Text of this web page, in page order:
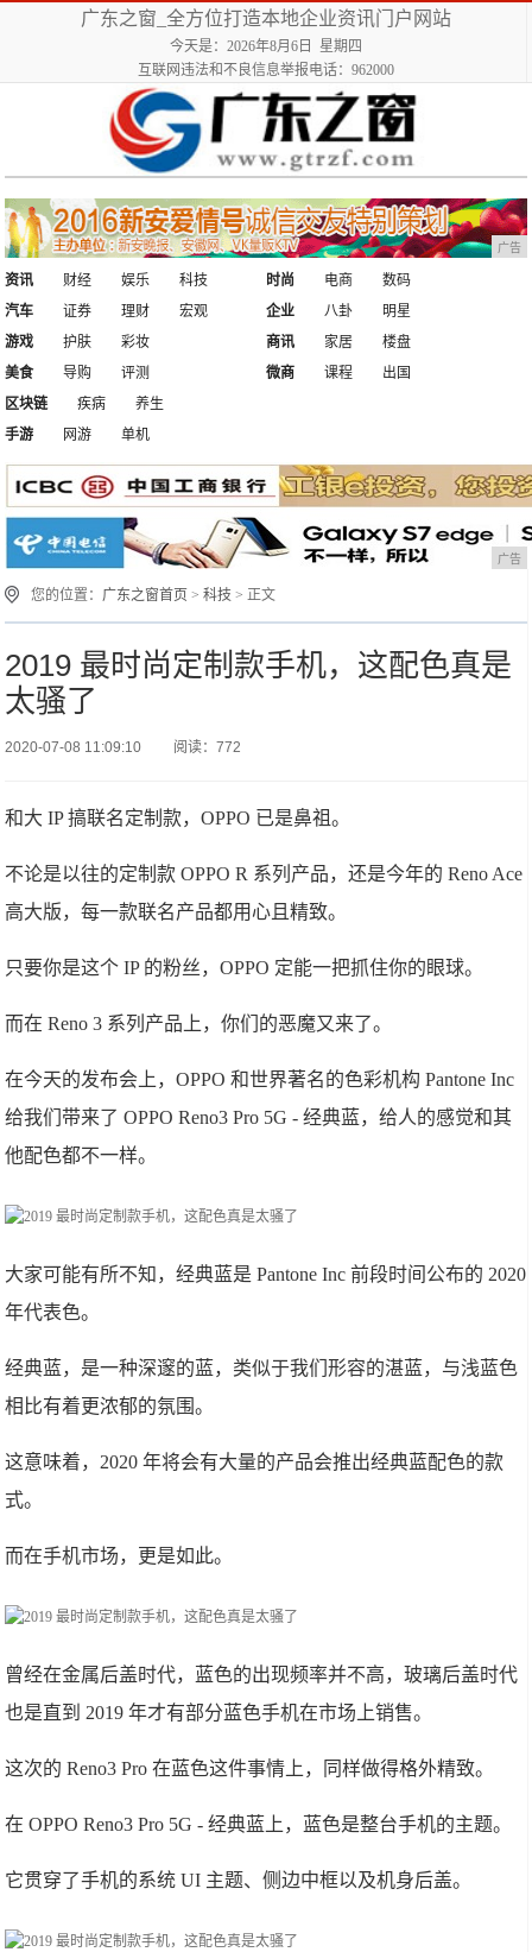
广东之窗_全方位打造本地企业资讯门户网站
今天是：2026年8月6日 星期四
互联网违法和不良信息举报电话：962000
广告
资讯 财经 娱乐
科技
汽车
证券 理财 宏观
时尚 电商
数码
企业
八卦
明星
游戏
护肤
彩妆
美食
导购 评测
商讯 家居
楼盘
微商
课程
出国
区块链
疾病
养生
手游
网游 单机
广告
您的位置： 广东之窗首页 >科技 > 正文
2019 最时尚定制款手机，这配色真是
太骚了
2020-07-08 11:09:10 阅读：772
和大 IP 搞联名定制款，OPPO 已是鼻祖。
不论是以往的定制款 OPPO R 系列产品，还是今年的 Reno Ace
高大版，每一款联名产品都用心且精致。
只要你是这个 IP 的粉丝，OPPO 定能一把抓住你的眼球。
而在 Reno 3 系列产品上，你们的恶魔又来了。
在今天的发布会上，OPPO 和世界著名的色彩机构 Pantone Inc
给我们带来了 OPPO Reno3 Pro 5G - 经典蓝，给人的感觉和其
他配色都不一样。
大家可能有所不知，经典蓝是 Pantone Inc 前段时间公布的 2020
年代表色。
经典蓝，是一种深邃的蓝，类似于我们形容的湛蓝，与浅蓝色
相比有着更浓郁的氛围。
这意味着，2020 年将会有大量的产品会推出经典蓝配色的款
式。
而在手机市场，更是如此。
曾经在金属后盖时代，蓝色的出现频率并不高，玻璃后盖时代
也是直到 2019 年才有部分蓝色手机在市场上销售。
这次的 Reno3 Pro 在蓝色这件事情上，同样做得格外精致。
在 OPPO Reno3 Pro 5G - 经典蓝上，蓝色是整台手机的主题。
它贯穿了手机的系统 UI 主题、侧边中框以及机身后盖。